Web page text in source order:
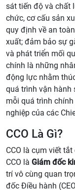
sát tiến độ và chất
chức, cơ cấu sản
quy định về an
xuất; đảm bảo sự
và phát triển mối
chính là những
động lực nhằm
quá trình vận hành
mỗi quá trình
nghiệp của các
CCO Là Gì?
CCO là cụm viết
CCO là Giám đốc
trí vô cùng quan
đốc Điều hành